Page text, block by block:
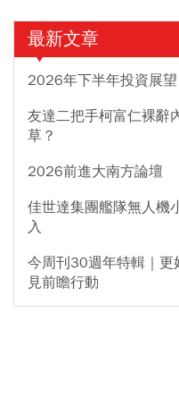
最新文章
2026年下半年投資展
友達二把手柯富仁裸辭
草？
2026前進大南方論壇
佳世達集團艦隊無人機
入
今周刊30週年特輯｜更
見前瞻行動